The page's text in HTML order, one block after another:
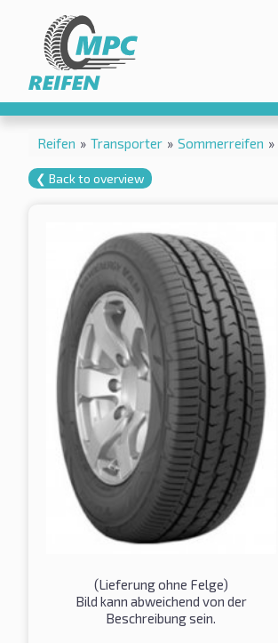
Reifen » Transporter » Sommerreifen »
❮ Back to overview
(Lieferung ohne Felge)
Bild kann abweichend von der
Beschreibung sein.